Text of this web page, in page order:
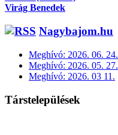
Virág Benedek
Nagybajom.hu
Meghívó: 2026. 06. 24.
Meghívó: 2026. 05. 27.
Meghívó: 2026. 03 11.
Társtelepülések